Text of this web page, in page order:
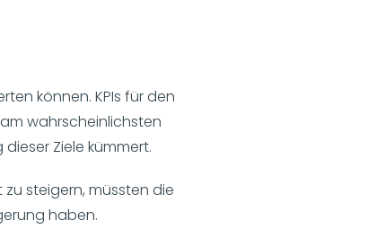
können. KPIs für den
wahrscheinlichsten
Ziele kümmert.
zu steigern, müssten die
haben.